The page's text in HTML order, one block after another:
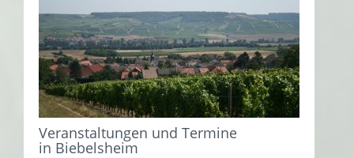
Veranstaltungen und Termine
in Biebelsheim